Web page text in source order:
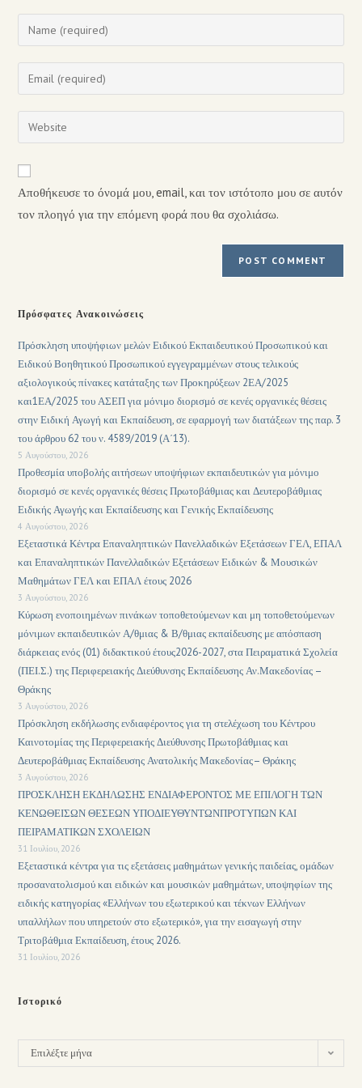
Αποθήκευσε το όνομά μου, email, και τον ιστότοπο μου σε αυτόν
τον πλοηγό για την επόμενη φορά που θα σχολιάσω.
Πρόσφατες Ανακοινώσεις
Πρόσκληση υποψήφιων μελών Ειδικού Εκπαιδευτικού Προσωπικού και
Ειδικού Βοηθητικού Προσωπικού εγγεγραμμένων στους τελικούς
αξιολογικούς πίνακες κατάταξης των Προκηρύξεων 2ΕΑ/2025
και1ΕΑ/2025 του ΑΣΕΠ για μόνιμο διορισμό σε κενές οργανικές θέσεις
στην Ειδική Αγωγή και Εκπαίδευση, σε εφαρμογή των διατάξεων της παρ. 3
του άρθρου 62 του ν. 4589/2019 (Α΄13).
5 Αυγούστου, 2026
Προθεσμία υποβολής αιτήσεων υποψήφιων εκπαιδευτικών για μόνιμο
διορισμό σε κενές οργανικές θέσεις Πρωτοβάθμιας και Δευτεροβάθμιας
Ειδικής Αγωγής και Εκπαίδευσης και Γενικής Εκπαίδευσης
4 Αυγούστου, 2026
Εξεταστικά Κέντρα Επαναληπτικών Πανελλαδικών Εξετάσεων ΓΕΛ, ΕΠΑΛ
και Επαναληπτικών Πανελλαδικών Εξετάσεων Ειδικών & Μουσικών
Μαθημάτων ΓΕΛ και ΕΠΑΛ έτους 2026
3 Αυγούστου, 2026
Κύρωση ενοποιημένων πινάκων τοποθετούμενων και μη τοποθετούμενων
μόνιμων εκπαιδευτικών Α/θμιας & Β/θμιας εκπαίδευσης με απόσπαση
διάρκειας ενός (01) διδακτικού έτους2026-2027, στα Πειραματικά Σχολεία
(ΠΕΙ.Σ.) της Περιφερειακής Διεύθυνσης Εκπαίδευσης Αν.Μακεδονίας –
Θράκης
3 Αυγούστου, 2026
Πρόσκληση εκδήλωσης ενδιαφέροντος για τη στελέχωση του Κέντρου
Καινοτομίας της Περιφερειακής Διεύθυνσης Πρωτοβάθμιας και
Δευτεροβάθμιας Εκπαίδευσης Ανατολικής Μακεδονίας– Θράκης
3 Αυγούστου, 2026
ΠΡΟΣΚΛΗΣΗ ΕΚΔΗΛΩΣΗΣ ΕΝΔΙΑΦΕΡΟΝΤΟΣ ΜΕ ΕΠΙΛΟΓΗ ΤΩΝ
ΚΕΝΩΘΕΙΣΩΝ ΘΕΣΕΩΝ ΥΠΟΔΙΕΥΘΥΝΤΩΝΠΡΟΤΥΠΩΝ ΚΑΙ
ΠΕΙΡΑΜΑΤΙΚΩΝ ΣΧΟΛΕΙΩΝ
31 Ιουλίου, 2026
Εξεταστικά κέντρα για τις εξετάσεις μαθημάτων γενικής παιδείας, ομάδων
προσανατολισμού και ειδικών και μουσικών μαθημάτων, υποψηφίων της
ειδικής κατηγορίας «Ελλήνων του εξωτερικού και τέκνων Ελλήνων
υπαλλήλων που υπηρετούν στο εξωτερικό», για την εισαγωγή στην
Τριτοβάθμια Εκπαίδευση, έτους 2026.
31 Ιουλίου, 2026
Ιστορικό
Επιλέξτε μήνα